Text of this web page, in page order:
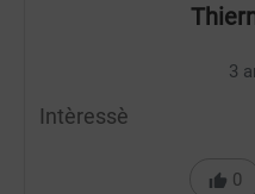
3
Intèressè
0